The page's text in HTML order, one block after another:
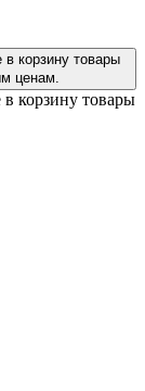
корзину товары